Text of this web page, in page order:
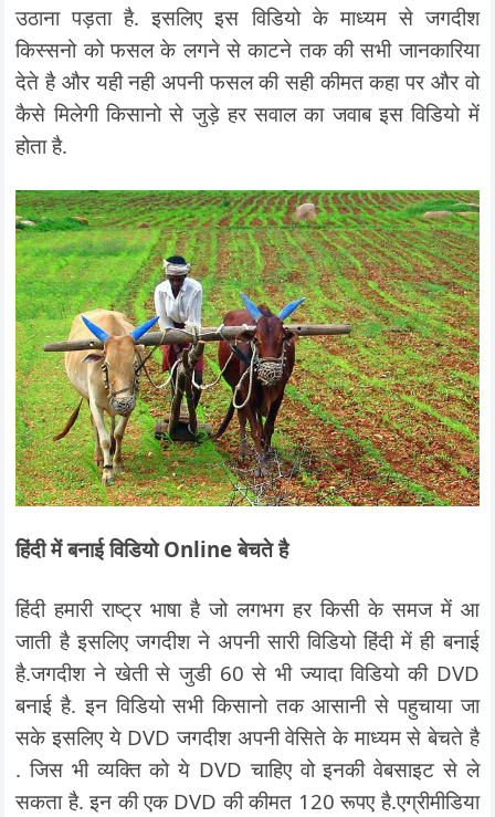
उठाना पड़ता है. इसलिए इस विडियो के माध्यम से जगदीश
किस्सनो को फसल के लगने से काटने तक की सभी जानकारिया
देते है और यही नही अपनी फसल की सही कीमत कहा पर और वो
कैसे मिलेगी किसानो से जुड़े हर सवाल का जवाब इस विडियो में
होता है.
हिंदी में बनाई विडियो Online बेचते है
हिंदी हमारी राष्ट्र भाषा है जो लगभग हर किसी के समज में आ
जाती है इसलिए जगदीश ने अपनी सारी विडियो हिंदी में ही बनाई
है.जगदीश ने खेती से जुडी 60 से भी ज्यादा विडियो की DVD
बनाई है. इन विडियो सभी किसानो तक आसानी से पहुचाया जा
सके इसलिए ये DVD जगदीश अपनी वेसिते के माध्यम से बेचते है
. जिस भी व्यक्ति को ये DVD चाहिए वो इनकी वेबसाइट से ले
सकता है. इन की एक DVD की कीमत 120 रूपए है.एग्रीमीडिया